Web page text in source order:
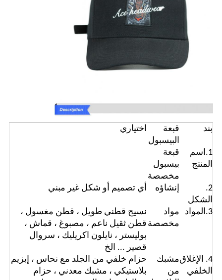
بند
قبعة
البيسبول
اختياري
1.اسم
المنتج
قبعة
بيسبول
مخصصة
2.
الشكل
إنشاؤه أي تصميم أو شكل غير مبني
3.المواد
مواد
مخصصة
نسيج قطني طويل ، قطن مغسول ،
قطن ثقيل ناعم ، مصبوغ ، قماش ،
بوليستر ، نايلون اكريليك ، سروال
قصير ... الخ
4. الإغلاق
الخلفي
مشبك
من
حزام خلفي من الجلد مع نحاس ، إبزيم
بلاستيكي ، مشبك معدني ، حزام